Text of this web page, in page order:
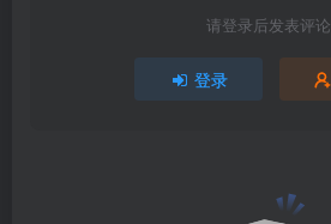
请登录后发表评论
登录